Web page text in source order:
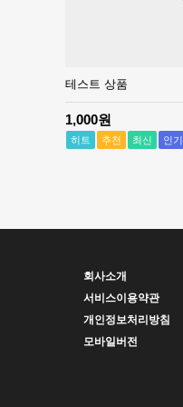
테스트 상품
1,000원
히트 추천 최신 인기
회사소개
서비스이용약관
개인정보처리방침
모바일버전